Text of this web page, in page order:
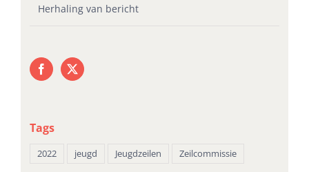
Herhaling van bericht
Tags
2022 jeugd Jeugdzeilen Zeilcommissie